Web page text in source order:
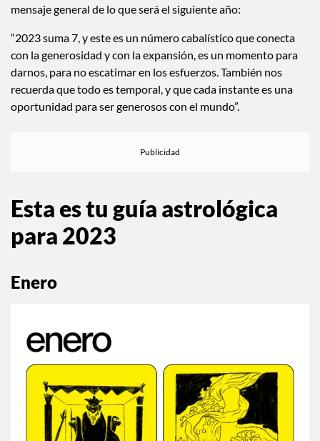
mensaje general de lo que será el siguiente año:
“2023 suma 7, y este es un número cabalístico que conecta
con la generosidad y con la expansión, es un momento para
darnos, para no escatimar en los esfuerzos. También nos
recuerda que todo es temporal, y que cada instante es una
oportunidad para ser generosos con el mundo”.
Esta es tu guía astrológica
para 2023
Enero